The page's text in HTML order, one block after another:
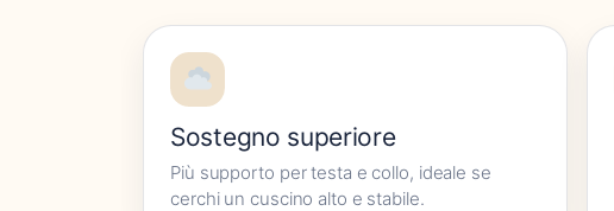
Sostegno superiore
Più supporto per testa e collo, ideale se
cerchi un cuscino alto e stabile.